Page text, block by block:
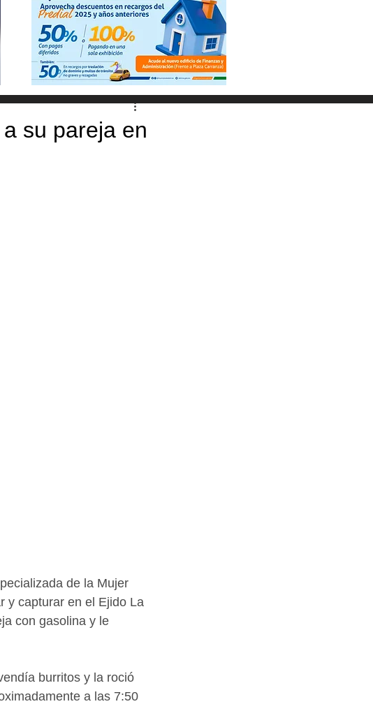
su pareja en
de la Mujer
y capturar en el Ejido La
con gasolina y le
burritos y la roció
a las 7:50